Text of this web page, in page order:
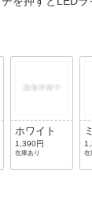
ホワイト
1,390円
在庫あり 在